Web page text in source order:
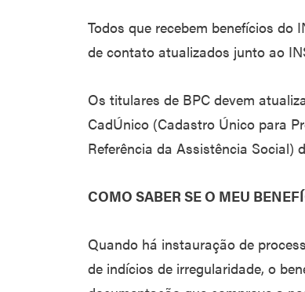
Todos que recebem benefícios do
de contato atualizados junto ao
Os titulares de BPC devem
CadÚnico (Cadastro Único para
Referência da Assistência Social)
COMO SABER SE O MEU
Quando há instauração de
de indícios de irregularidade, o